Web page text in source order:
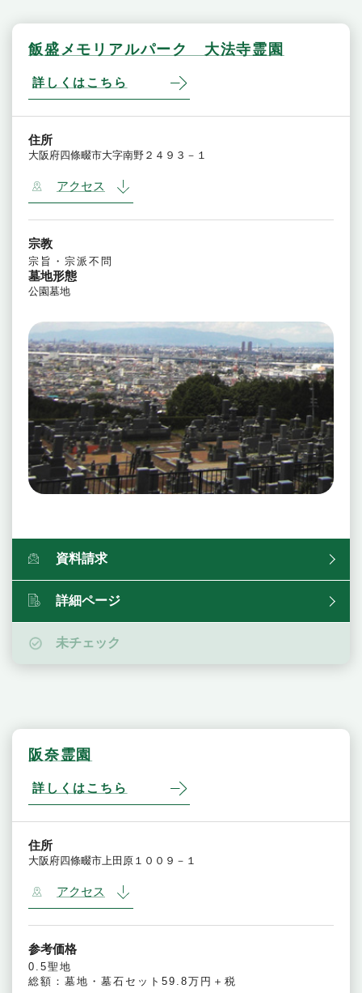
飯盛メモリアルパーク 大法寺霊園
詳しくはこちら
住所
大阪府四條畷市大字南野２４９３－１
アクセス
宗教
宗旨・宗派不問
墓地形態
公園墓地
資料請求
詳細ページ
未チェック
阪奈霊園
詳しくはこちら
住所
大阪府四條畷市上田原１００９－１
アクセス
参考価格
0.5聖地
総額：墓地・墓石セット59.8万円＋税